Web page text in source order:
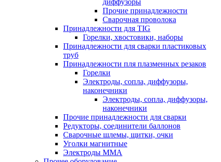
диффузоры
Прочие принадлежности
Сварочная проволока
Принадлежности для TIG
Горелки, хвостовики, наборы
Принадлежности для сварки пластиковых
труб
Принадлежности пля плазменных резаков
Горелки
Электроды, сопла, диффузоры,
наконечники
Электроды, сопла, диффузоры,
наконечники
Прочие принадлежности для сварки
Редукторы, соединители баллонов
Сварочные шлемы, щитки, очки
Уголки магнитные
Электроды MMA